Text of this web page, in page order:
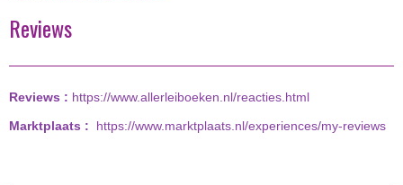
Reviews
Reviews : https://www.allerleiboeken.nl/reacties.html
Marktplaats : https://www.marktplaats.nl/experiences/my-reviews